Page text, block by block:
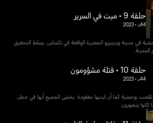
حلقة 9 • ميت في السرير
44د •
2023
إمرأة بوحشية في مدينة وينزبزرو الصغيرة الواقعة في تكساس. يسلط التحقيق
حلقة 10 • قتلة مشؤومون
44د •
2023
بوحشية كما أن ابنتها مفقودة. يخشى الجميع أنها في خطر،
كانوا يتصورون